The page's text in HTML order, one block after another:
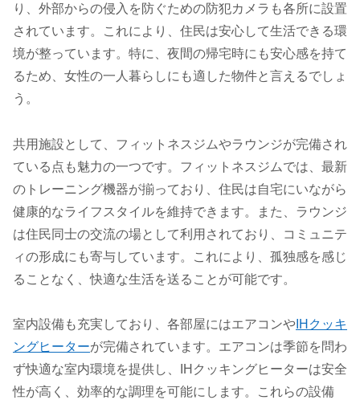
り、外部からの侵入を防ぐための防犯カメラも各所に設置
されています。これにより、住民は安心して生活できる環
境が整っています。特に、夜間の帰宅時にも安心感を持て
るため、女性の一人暮らしにも適した物件と言えるでしょ
う。
共用施設として、フィットネスジムやラウンジが完備され
ている点も魅力の一つです。フィットネスジムでは、最新
のトレーニング機器が揃っており、住民は自宅にいながら
健康的なライフスタイルを維持できます。また、ラウンジ
は住民同士の交流の場として利用されており、コミュニテ
ィの形成にも寄与しています。これにより、孤独感を感じ
ることなく、快適な生活を送ることが可能です。
室内設備も充実しており、各部屋にはエアコンや IHクッキ
ングヒーターが完備されています。エアコンは季節を問わ
ず快適な室内環境を提供し、IHクッキングヒーターは安全
性が高く、効率的な調理を可能にします。これらの設備